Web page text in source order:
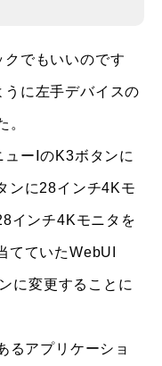
でもいいのです
に左手デバイスの
。
ーⅠのK3ボタンに
ンに28インチ4Kモ
インチ4Kモニタを
てていたWebUI
に変更することに
るアプリケーショ